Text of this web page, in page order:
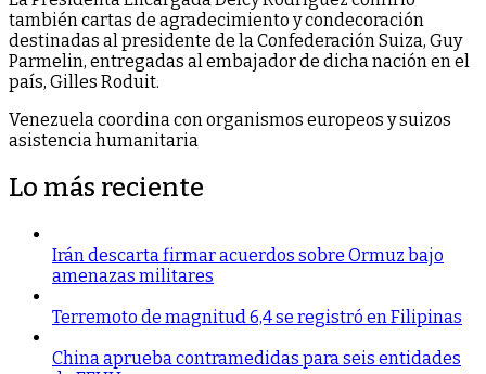
también cartas de agradecimiento y condecoración
destinadas al presidente de la Confederación Suiza, Guy
Parmelin, entregadas al embajador de dicha nación en el
país, Gilles Roduit.
Venezuela coordina con organismos europeos y suizos
asistencia humanitaria
Lo más reciente
Irán descarta firmar acuerdos sobre Ormuz bajo
amenazas militares
Terremoto de magnitud 6,4 se registró en Filipinas
China aprueba contramedidas para seis entidades